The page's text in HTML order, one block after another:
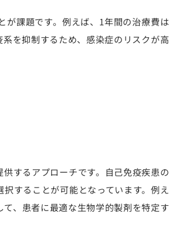
が課題です。例えば、1年間の治療費は
を抑制するため、感染症のリスクが高
するアプローチです。自己免疫疾患の
することが可能となっています。例え
、患者に最適な生物学的製剤を特定す